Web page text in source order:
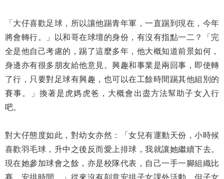
「大仔喜歡足球，所以讓他踢青年軍，一直踢到現在，今年
將會轉行。」以和哥在球壇的身份，有沒有指點一二？「完
全是他自己考慮的，踢了這麼多年，他大概知道前景如何，
身邊亦有很多朋友給他意見。興趣和事業是兩回事，即使轉
了行，只要對足球有興趣，也可以在工餘時間踢其他組別的
賽事。」換著是虎媽虎爸，大概會出盡方法幫助子女入行
吧。
對大仔態度如此，對幼女亦然：「女兒有運動天份，小時候
喜歡羽毛球，升中之後反而愛上排球，我就讓她繼續下去。
現在她參加球會之餘，亦是校隊代表，自己一手一腳組織比